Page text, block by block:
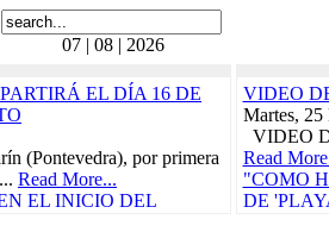
07 | 08 | 2026
EL DÍA 16 DE
(Pontevedra), por primera
Read More...
EL INICIO DEL
VIDEO
Martes, 25
VIDEO
Read
"COMO
DE